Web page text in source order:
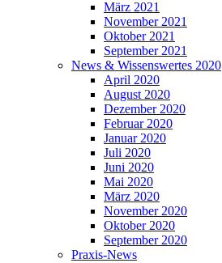
März 2021
November 2021
Oktober 2021
September 2021
News & Wissenswertes 2020
April 2020
August 2020
Dezember 2020
Februar 2020
Januar 2020
Juli 2020
Juni 2020
Mai 2020
März 2020
November 2020
Oktober 2020
September 2020
Praxis-News